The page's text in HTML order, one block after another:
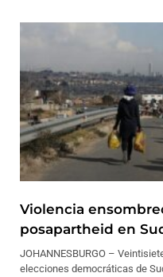
Violencia
posapartheid en
JOHANNESBURGO –
elecciones democráticas de